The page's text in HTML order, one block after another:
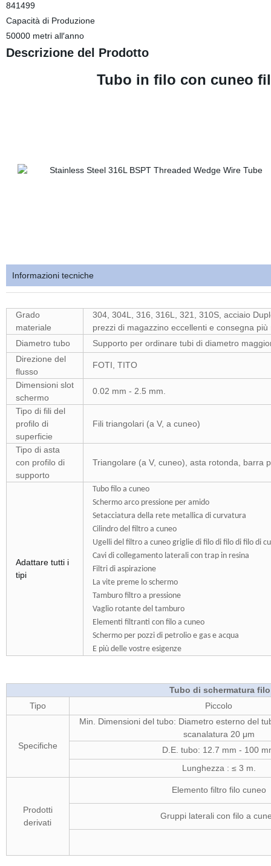
841499
Capacità di Produzione
50000 metri all′anno
Descrizione del Prodotto
Tubo in filo con cuneo
Informazioni tecniche
Grado
materiale
304, 304L, 316, 316L, 321, 310S, acciaio
prezzi di magazzino eccellenti e consegna più
Diametro tubo
Supporto per ordinare tubi di diametro
Direzione del
flusso
FOTI, TITO
Dimensioni slot
schermo
0.02 mm - 2.5 mm.
Tipo di fili del
profilo di
superficie
Fili triangolari (a V, a cuneo)
Tipo di asta
con profilo di
supporto
Triangolare (a V, cuneo), asta rotonda, barra
Adattare tutti i
tipi
Tubo filo a cuneo
Schermo arco pressione per amido
Setacciatura della rete metallica di curvatura
Cilindro del filtro a cuneo
Ugelli del filtro a cuneo griglie di filo di filo di filo di
Cavi di collegamento laterali con trap in resina
Filtri di aspirazione
La vite preme lo schermo
Tamburo filtro a pressione
Vaglio rotante del tamburo
Elementi filtranti con filo a cuneo
Schermo per pozzi di petrolio e gas e acqua
E più delle vostre esigenze
Tubo di schermatura
Tipo
Piccolo
Specifiche
Min. Dimensioni del tubo: Diametro esterno del
scanalatura 20 μm
D.E. tubo: 12.7 mm - 100
Lunghezza : ≤ 3 m.
Prodotti
derivati
Elemento filtro filo cuneo
Gruppi laterali con filo a